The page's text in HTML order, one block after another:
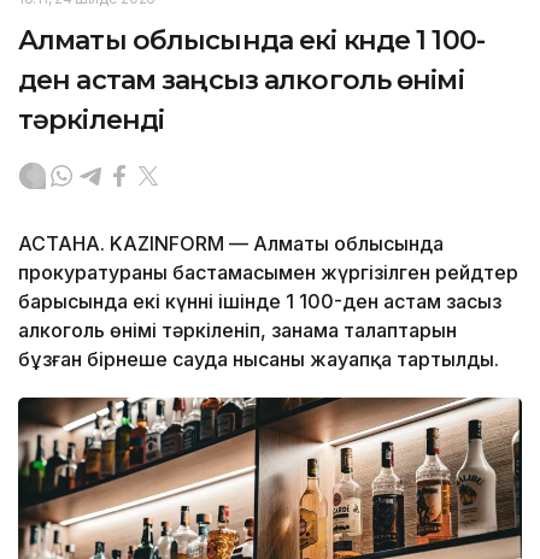
Алматы облысында екі күнде 1 100-
ден астам заңсыз алкоголь өнімі
тәркіленді
АСТАНА. KAZINFORM — Алматы облысында
прокуратураның бастамасымен жүргізілген рейдтер
барысында екі күннің ішінде 1 100-ден астам заңсыз
алкоголь өнімі тәркіленіп, заңнама талаптарын
бұзған бірнеше сауда нысаны жауапқа тартылды.